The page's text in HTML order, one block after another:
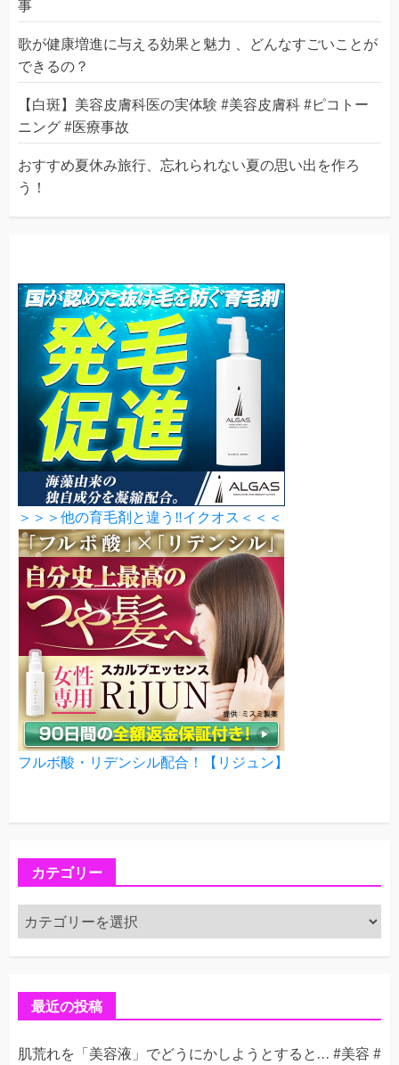
事
歌が健康増進に与える効果と魅力 、どんなすごいことが
できるの？
【白斑】美容皮膚科医の実体験 #美容皮膚科 #ピコトー
ニング #医療事故
おすすめ夏休み旅行、忘れられない夏の思い出を作ろ
う！
＞＞＞他の育毛剤と違う‼イクオス＜＜＜
フルボ酸・リデンシル配合！【リジュン】
カテゴリー
カ
テ
ゴ
最近の投稿
肌荒れを「美容液」でどうにかしようとすると… #美容 #